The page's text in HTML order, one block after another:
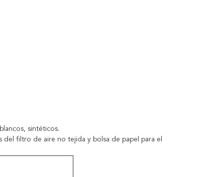
sintéticos.
del filtro de aire no tejida y bolsa de papel para el